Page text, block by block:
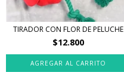
TIRADOR CON FLOR DE PELUCHE
$12.800